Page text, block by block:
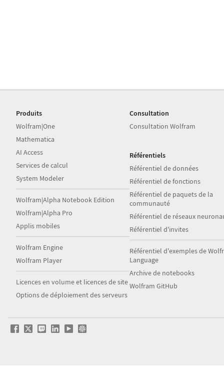
Produits
Wolfram|One
Mathematica
AI Access
Services de calcul
System Modeler
Wolfram|Alpha Notebook Edition
Wolfram|Alpha Pro
Applis mobiles
Wolfram Engine
Wolfram Player
Licences en volume et licences de site
Options de déploiement des serveurs
Consultation
Consultation Wolfram
Référentiels
Référentiel de données
Référentiel de fonctions
Référentiel de paquets de la
communauté
Référentiel de réseaux
Référentiel d'invites
Référentiel d'exemples de
Language
Archive de notebooks
Wolfram GitHub